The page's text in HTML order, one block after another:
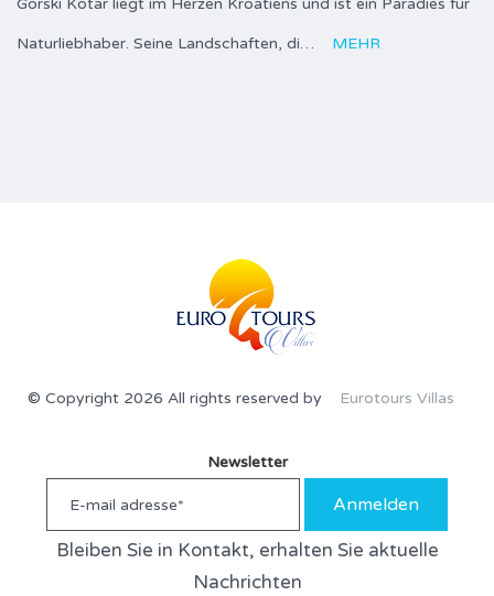
Gorski Kotar liegt im Herzen Kroatiens und ist ein Paradies für
Naturliebhaber. Seine Landschaften, di… MEHR
© Copyright 2026 All rights reserved by Eurotours Villas
Newsletter
Anmelden
Bleiben Sie in Kontakt, erhalten Sie aktuelle
Nachrichten